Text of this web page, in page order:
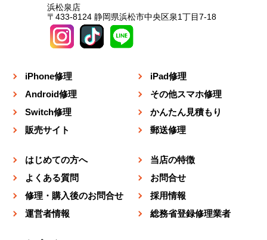
浜松泉店
〒433-8124 静岡県浜松市中央区泉1丁目7-18
iPhone修理
iPad修理
Android修理
その他スマホ修理
Switch修理
かんたん見積もり
販売サイト
郵送修理
はじめての方へ
当店の特徴
よくある質問
お問合せ
修理・購入後のお問合せ
採用情報
運営者情報
総務省登録修理業者